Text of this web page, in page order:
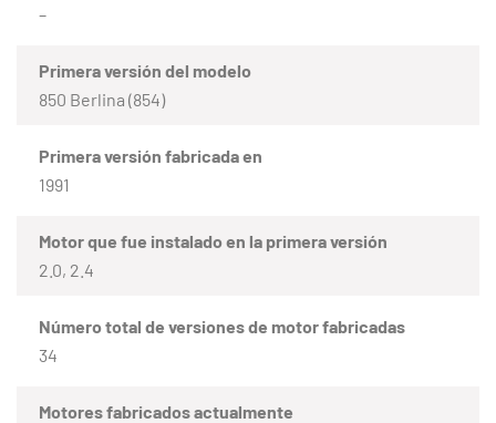
–
Primera versión del modelo
850 Berlina (854)
Primera versión fabricada en
1991
Motor que fue instalado en la primera versión
2.0, 2.4
Número total de versiones de motor fabricadas
34
Motores fabricados actualmente